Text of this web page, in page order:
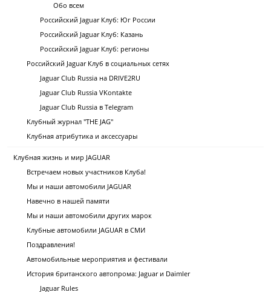
Обо всем
Российский Jaguar Клуб: Юг России
Российский Jaguar Клуб: Казань
Российский Jaguar Клуб: регионы
Российский Jaguar Клуб в социальных сетях
Jaguar Club Russia на DRIVE2RU
Jaguar Club Russia VKontakte
Jaguar Club Russia в Telegram
Клубный журнал "THE JAG"
Клубная атрибутика и аксессуары
Клубная жизнь и мир JAGUAR
Встречаем новых участников Клуба!
Мы и наши автомобили JAGUAR
Навечно в нашей памяти
Мы и наши автомобили других марок
Клубные автомобили JAGUAR в СМИ
Поздравления!
Автомобильные мероприятия и фестивали
История британского автопрома: Jaguar и Daimler
Jaguar Rules